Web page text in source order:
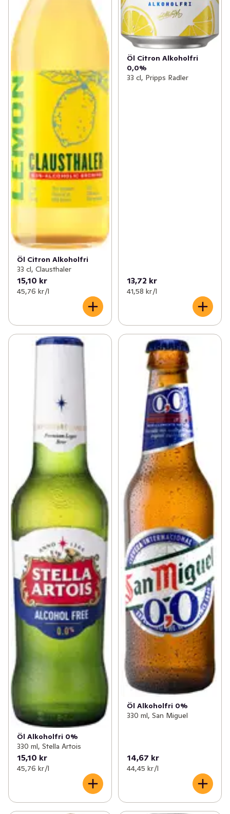
Öl Citron Alkoholfri
33 cl, Clausthaler
15,10 kr
45,76 kr /l
Öl Citron Alkoholfri
0,0%
33 cl, Pripps Radler
13,72 kr
41,58 kr /l
Öl Alkoholfri 0%
330 ml, Stella Artois
15,10 kr
45,76 kr /l
Öl Alkoholfri 0%
330 ml, San Miguel
14,67 kr
44,45 kr /l